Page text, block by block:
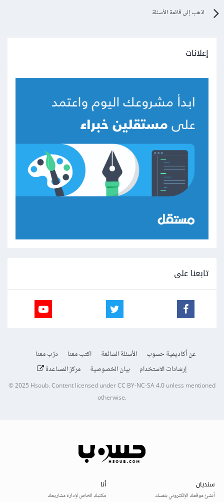
اذهب إلى قائمة الأسئلة
إعلانات
تابعنا على
عن أكاديمية حسوب الأسئلة الشائعة اكتب معنا
درّب معنا
إرشادات الاستخدام
بيان الخصوصية مركز المساعدة
© 2025Hsoub.Content licensed underCC BY-NC-SA 4.0unless mentioned
otherwise.